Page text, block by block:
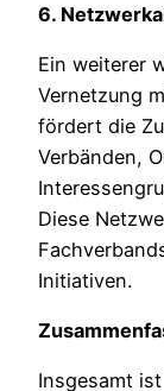
6.
Ein weiterer
Vernetzung
fördert die
Verbänden,
Diese
Initiativen.
Insgesamt